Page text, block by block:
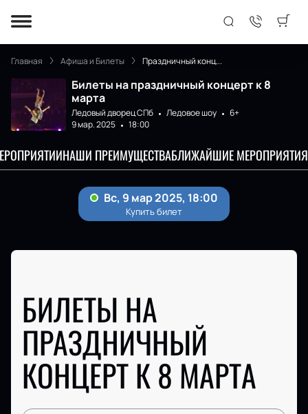
Главная Афиша и Билеты Праздничный конц...
Билеты на праздничный концерт к 8
марта
Ледовый дворец СПб Ледовое шоу
6+
9 мар. 2025
18:00
НАШИ ПРЕИМУЩЕСТВАБЛИЖАЙШИЕ МЕРОПРИЯТИЯ
БИЛЕТЫ НА
ПРАЗДНИЧНЫЙ
КОНЦЕРТ К 8 МАРТА